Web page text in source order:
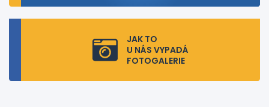
JAK TO
U NÁS VYPADÁ
FOTOGALERIE